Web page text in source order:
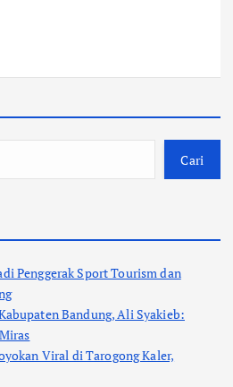
Cari
Penggerak Sport Tourism dan
Bandung, Ali Syakieb:
Viral di Tarogong Kaler,